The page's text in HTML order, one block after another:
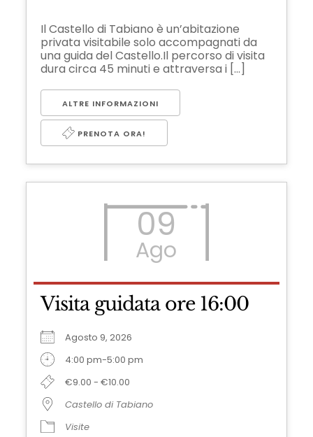
Il Castello di Tabiano è un’abitazione
privata visitabile solo accompagnati da
una guida del Castello.Il percorso di visita
dura circa 45 minuti e attraversa i [...]
ALTRE INFORMAZIONI
PRENOTA ORA!
09
Ago
Visita guidata ore 16:00
Agosto 9, 2026
4:00 pm-5:00 pm
€9.00 - €10.00
Castello di Tabiano
Visite